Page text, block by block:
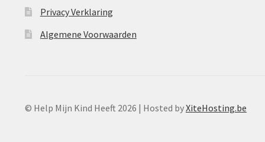
Privacy Verklaring
Algemene Voorwaarden
© Help Mijn Kind Heeft 2026 | Hosted byXiteHosting.be